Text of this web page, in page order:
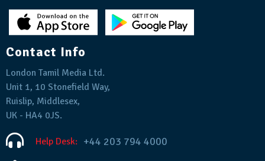
Contact Info
London Tamil Media Ltd.
Unit 1, 10 Stonefield Way,
Ruislip, Middlesex,
UK - HA4 0JS.
Help Desk: +44 203 794 4000